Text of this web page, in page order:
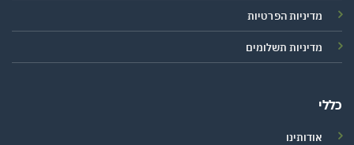
מדיניות הפרטיות
מדיניות תשלומים
כללי
אודותינו